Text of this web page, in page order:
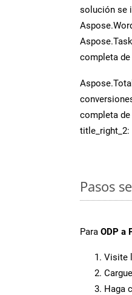
solución se
completa
completa
title_right_2:
Pasos
Para ODP a
Visite
Haga